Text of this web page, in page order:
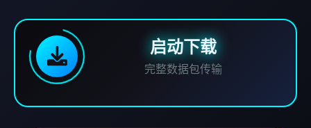
启动下载
完整数据包传输